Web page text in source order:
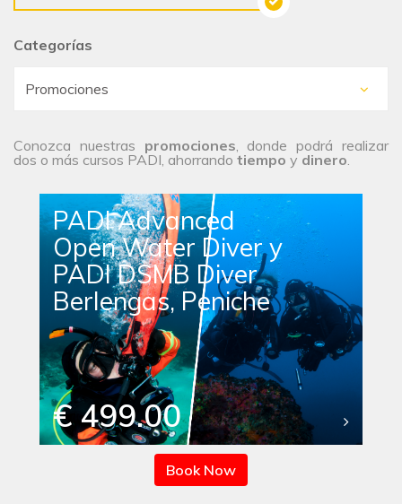
Categorías
Conozca nuestras promociones, donde podrá realizar
dos o más cursos PADI, ahorrando tiempo y dinero.
PADI Advanced
Open Water Diver y
PADI DSMB Diver
Berlengas, Peniche
€ 499.00
Book Now